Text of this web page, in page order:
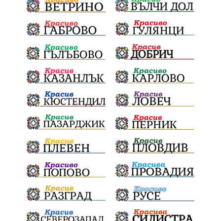
Издирване заплахи Хераклея Синтика
обществена поръчка Украйна Измама
престъпление Георги Динев Великден 2025
почит Актуално История
Конституционен съд Стефан Апостолов
Радослав Ревански пострадали
Сигурност Училища Доброволци
културно наследство Задържане под стража